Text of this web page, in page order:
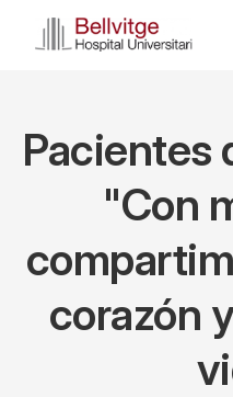
Pacientes
"Con
corazón